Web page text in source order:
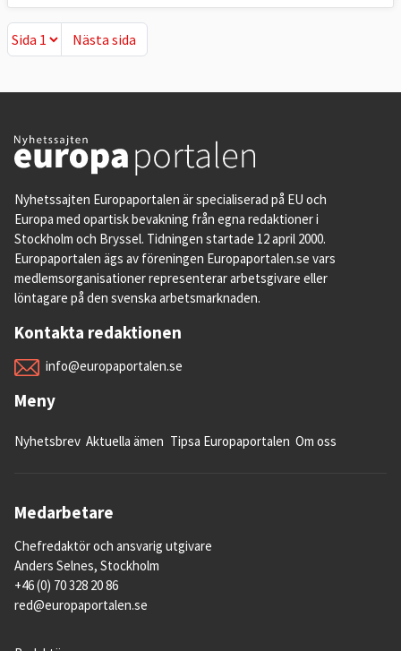
Nästa sida
Nästa sida
Nyhetssajten Europaportalen är specialiserad på EU och
Europa med opartisk bevakning från egna redaktioner i
Stockholm och Bryssel. Tidningen startade 12 april 2000.
Europaportalen ägs av föreningen Europaportalen.se vars
medlemsorganisationer representerar arbetsgivare eller
löntagare på den svenska arbetsmarknaden.
Kontakta redaktionen
info@europaportalen.se
Meny
Nyhetsbrev Aktuella ämen Tipsa Europaportalen Om oss
Medarbetare
Chefredaktör och ansvarig utgivare
Anders Selnes, Stockholm
+46 (0) 70 328 20 86
red@europaportalen.se